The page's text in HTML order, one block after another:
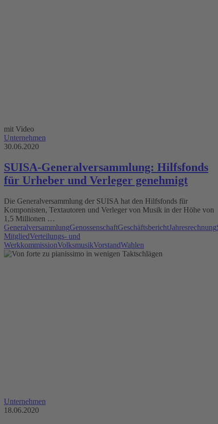
mit Video
Unternehmen
30.06.2020
SUISA-Generalversammlung: Hilfsfonds
für Urheber und Verleger genehmigt
Die Generalversammlung der SUISA hat den Hilfsfonds für
Komponisten, Textautoren und Verleger von Musik in der Höhe von
1,5 Millionen …
GeneralversammlungGenossenschaftGeschäftsberichtJahresrechnung
MitgliedVerteilungs- und
WerkkommissionVolksmusikVorstandWahlen
Unternehmen
18.06.2020